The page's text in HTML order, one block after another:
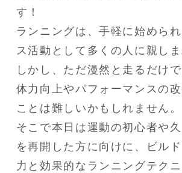
す！
ランニングは、手軽に始めら
ス活動として多くの人に親しま
しかし、ただ漫然と走るだけ
体力向上やパフォーマンスの
ことは難しいかもしれません。
そこで本日は運動の初心者や
を再開した方に向けに、ビル
力と効果的なランニングテク